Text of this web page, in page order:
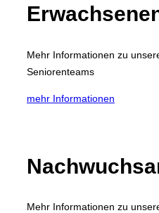
Mehr Informationen zu
Seniorenteams
mehr Informationen
Mehr Informationen zu